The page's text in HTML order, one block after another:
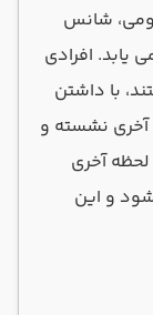
شانس
یابد. افرادی
با داشتن
آخری نشسته و
آخری
شود و این